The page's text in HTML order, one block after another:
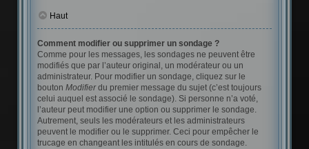
Haut
Comment modifier ou supprimer un sondage ?
Comme pour les messages, les sondages ne peuvent être
modifiés que par l’auteur original, un modérateur ou un
administrateur. Pour modifier un sondage, cliquez sur le
bouton Modifierdu premier message du sujet (c’est toujours
celui auquel est associé le sondage). Si personne n’a voté,
l’auteur peut modifier une option ou supprimer le sondage.
Autrement, seuls les modérateurs et les administrateurs
peuvent le modifier ou le supprimer. Ceci pour empêcher le
trucage en changeant les intitulés en cours de sondage.